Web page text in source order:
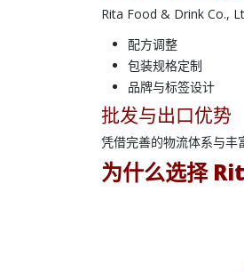
Rita Food & Drink Co.,
配方调整
包装规格定制
品牌与标签设计
批发与出口优势
凭借完善的物流体系与丰
为什么选择